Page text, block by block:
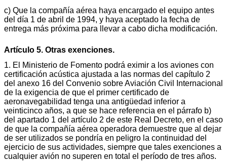
c) Que la compañía aérea haya encargado el equipo antes
del día 1 de abril de 1994, y haya aceptado la fecha de
entrega más próxima para llevar a cabo dicha modificación.
Artículo 5. Otras exenciones.
1. El Ministerio de Fomento podrá eximir a los aviones con
certificación acústica ajustada a las normas del capítulo 2
del anexo 16 del Convenio sobre Aviación Civil Internacional
de la exigencia de que el primer certificado de
aeronavegabilidad tenga una antigüedad inferior a
veinticinco años, a que se hace referencia en el párrafo b)
del apartado 1 del artículo 2 de este Real Decreto, en el caso
de que la compañía aérea operadora demuestre que al dejar
de ser utilizados se pondría en peligro la continuidad del
ejercicio de sus actividades, siempre que tales exenciones a
cualquier avión no superen en total el período de tres años.